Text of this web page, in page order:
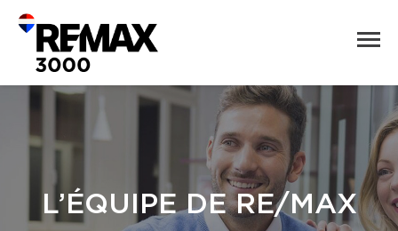
L’ÉQUIPE DE RE/MAX